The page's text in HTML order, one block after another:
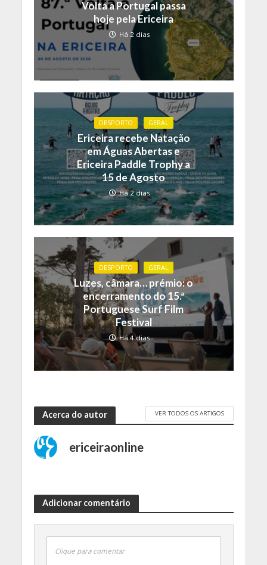
Volta a Portugal passa
hoje pela Ericeira
Há 2 dias
DESPORTO GERAL
Ericeira recebe Natação
em Águas Abertas e
Ericeira Paddle Trophy a
15 de Agosto
Há 2 dias
DESPORTO GERAL
Luzes, câmara… prémio: o
encerramento do 15.ª
Portuguese Surf Film
Festival
Há 4 dias
Acerca do autor VER TODOS OS ARTIGOS
ericeiraonline
Adicionar comentário
Clique para comentar